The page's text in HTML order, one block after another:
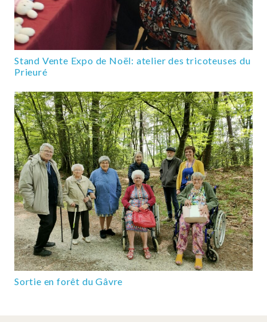
Stand Vente Expo de Noël: atelier des tricoteuses du
Prieuré
Sortie en forêt du Gâvre